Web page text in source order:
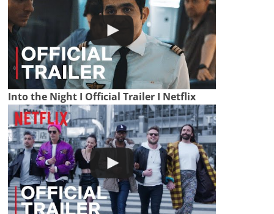
Into the Night I Official Trailer I Netflix